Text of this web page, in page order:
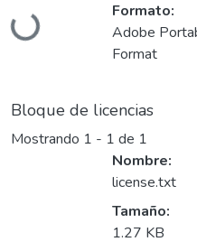
Cargando...
Formato:
Adobe
Format
Bloque de licencias
Mostrando 1 - 1 de 1
Nombre:
license.txt
Tamaño:
1.27 KB